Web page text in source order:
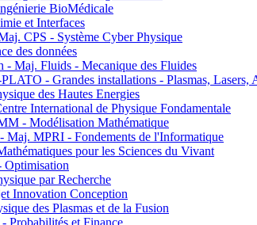
BioMédicale
et Interfaces
CPS - Système Cyber Physique
des données
Maj. Fluids - Mecanique des Fluides
- Grandes installations - Plasmas, Lasers,
des Hautes Energies
International de Physique Fondamentale
- Modélisation Mathématique
MPRI - Fondements de l'Informatique
pour les Sciences du Vivant
par Recherche
Innovation Conception
des Plasmas et de la Fusion
et Finance